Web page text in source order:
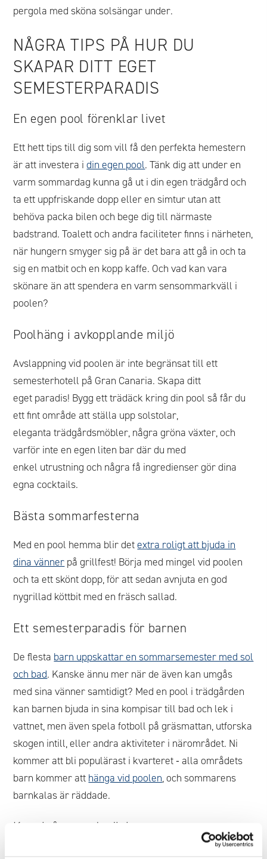
pergola med sköna solsängar under.
NÅGRA TIPS PÅ HUR DU
SKAPAR DITT EGET
SEMESTERPARADIS
En egen pool förenklar livet
Ett hett tips till dig som vill få den perfekta hemestern
är att investera idin egen pool. Tänk dig att under en
varm sommardag kunna gå ut i din egen trädgård och
ta ett uppfriskande dopp eller en simtur utan att
behöva packa bilen och bege dig till närmaste
badstrand. Toalett och andra faciliteter finns i närheten,
när hungern smyger sig på är det bara att gå in och ta
sig en matbit och en kopp kaffe. Och vad kan vara
skönare än att spendera en varm sensommarkväll i
poolen?
Poolhäng i avkopplande miljö
Avslappning vid poolen är inte begränsat till ett
semesterhotell på Gran Canaria. Skapa ditt
eget paradis! Bygg ett trädäck kring din pool så får du
ett fint område att ställa upp solstolar,
eleganta trädgårdsmöbler, några gröna växter, och
varför inte en egen liten bar där du med
enkel utrustning och några få ingredienser gör dina
egna cocktails.
Bästa sommarfesterna
Med en pool hemma blir detextra roligt att bjuda in
dina vänner på grillfest! Börja med mingel vid poolen
och ta ett skönt dopp, för att sedan avnjuta en god
nygrillad köttbit med en fräsch sallad.
Ett semesterparadis för barnen
De flesta barn uppskattar en sommarsemester med sol
och bad. Kanske ännu mer när de även kan umgås
med sina vänner samtidigt? Med en pool i trädgården
kan barnen bjuda in sina kompisar till bad och lek i
vattnet, men även spela fotboll på gräsmattan, utforska
skogen intill, eller andra aktiviteter i närområdet. Ni
kommer att bli populärast i kvarteret ‑ alla områdets
barn kommer att hänga vid poolen, och sommarens
barnkalas är räddade.
Kom igång med träning